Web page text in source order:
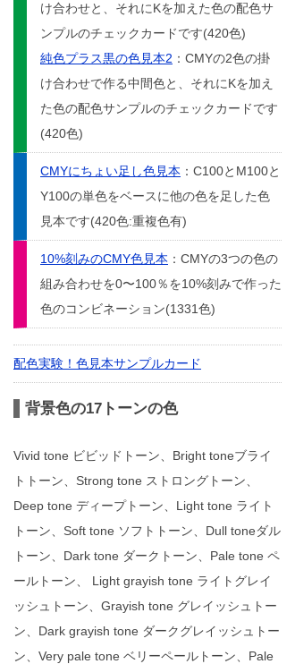
け合わせと、それにKを加えた色の配色サ
ンプルのチェックカードです(420色)
純色プラス黒の色見本2 ：CMYの2色の掛
け合わせで作る中間色と、それにKを加え
た色の配色サンプルのチェックカードです
(420色)
CMYにちょい足し色見本 ：C100とM100と
Y100の単色をベースに他の色を足した色
見本です(420色:重複色有)
10%刻みのCMY色見本 ：CMYの3つの色の
組み合わせを0〜100％を10%刻みで作った
色のコンビネーション(1331色)
配色実験！色見本サンプルカード
背景色の17トーンの色
Vivid tone ビビッドトーン、Bright toneブライ
トトーン、Strong tone ストロングトーン、
Deep tone ディープトーン、Light tone ライト
トーン、Soft tone ソフトトーン、Dull toneダル
トーン、Dark tone ダークトーン、Pale tone ペ
ールトーン、 Light grayish tone ライトグレイ
ッシュトーン、Grayish tone グレイッシュトー
ン、Dark grayish tone ダークグレイッシュトー
ン、Very pale tone ベリーペールトーン、Pale